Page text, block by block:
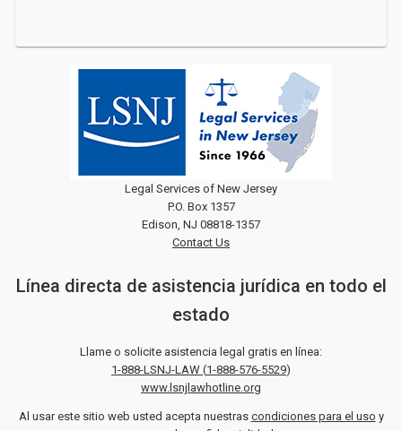
Legal Services of New Jersey
P.O. Box 1357
Edison, NJ 08818-1357
Contact Us
Línea directa de asistencia jurídica en todo el
estado
Llame o solicite asistencia legal gratis en línea:
1-888-LSNJ-LAW (1-888-576-5529)
www.lsnjlawhotline.org
Al usar este sitio web usted acepta nuestras condiciones para el uso y